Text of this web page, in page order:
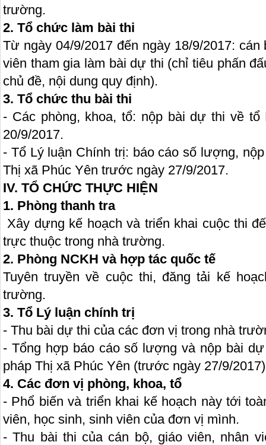
trường.
2. Tổ chức làm bài thi
Từ ngày 04/9/2017 đến ngày 18/9/2017:
viên tham gia làm bài dự thi (chỉ tiêu phấn
chủ đề, nội dung quy định).
3. Tổ chức thu bài thi
- Các phòng, khoa, tổ: nộp bài dự thi về
20/9/2017.
- Tổ Lý luận Chính trị: báo cáo số lượng,
Thị xã Phúc Yên trước ngày 27/9/2017.
IV. TỔ CHỨC THỰC HIỆN
1. Phòng thanh tra
Xây dựng kế hoạch và triển khai cuộc thi
trực thuộc trong nhà trường.
2. Phòng NCKH và hợp tác quốc tế
Tuyên truyền về cuộc thi, đăng tải kế
trường.
3. Tổ Lý luận chính trị
- Thu bài dự thi của các đơn vị trong nhà
- Tổng hợp báo cáo số lượng và nộp bài
pháp Thị xã Phúc Yên (trước ngày 27/9/
4. Các đơn vị phòng, khoa, tổ
- Phổ biến và triển khai kế hoạch này tới
viên, học sinh, sinh viên của đơn vị mình.
- Thu bài thi của cán bộ, giáo viên, nhân